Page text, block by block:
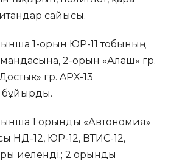
сайысы.
1-орын ЮР-11 тобының
2-орын «Алаш» гр.
гр. AРХ-13
1 орынды «Автономия»
НД-12, ЮР-12, ВТИС-12,
иеленді.; 2 орынды